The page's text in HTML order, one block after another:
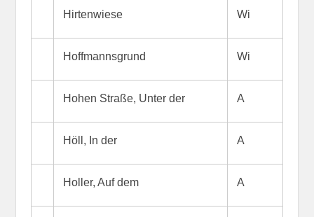
Hirtenwiese Wi
Hoffmannsgrund Wi
Hohen Straße, Unter der A
Höll, In der A
Holler, Auf dem A